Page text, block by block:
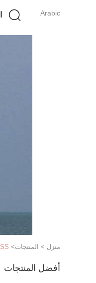
Arabic
منزل > المنتجات> SS صفيحة فولاذية
أفضل المنتجات